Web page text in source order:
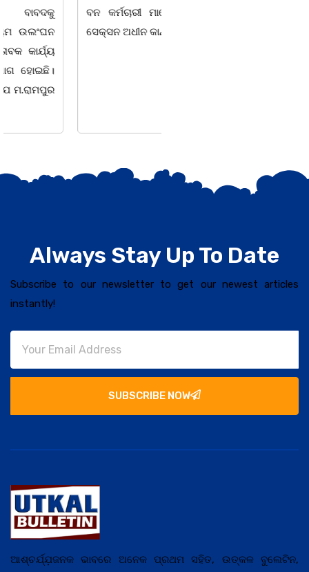
ବନ କର୍ମଚାରୀ ମାନେ ଗରଗାବ
ସେକ୍ସନ ଅଧୀନ କାନ୍ଦୁଲଝର
Always Stay Up To Date
Subscribe to our newsletter to get our newest articles
instantly!
SUBSCRIBE NOW
ଆଶ୍ଚର୍ଯ୍ଯ଼ଜନକ ଭାବରେ ଅନେକ ପ୍ରଥମ ସହିତ, ଉତ୍କଳ ବୁଲେଟିନ,